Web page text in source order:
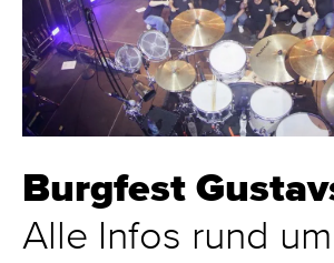
Burgfest
Alle Infos rund